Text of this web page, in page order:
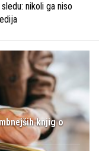
nikoli ga niso
knjig o